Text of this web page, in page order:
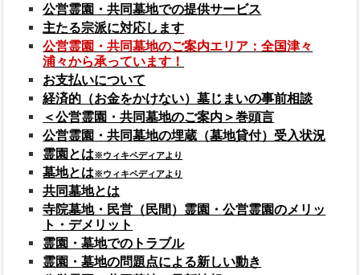
公営霊園・共同墓地での提供サービス
主たる宗派に対応します
公営霊園・共同墓地のご案内エリア：全国津々
浦々から承っています！
お支払いについて
経済的（お金をかけない）墓じまいの事前相談
＜公営霊園・共同墓地のご案内＞巻頭言
公営霊園・共同墓地の埋蔵（墓地貸付）受入状況
霊園とは※ウィキペディアより
墓地とは※ウィキペディアより
共同墓地とは
寺院墓地・民営（民間）霊園・公営霊園のメリッ
ト・デメリット
霊園・墓地でのトラブル
霊園・墓地の問題点による新しい動き